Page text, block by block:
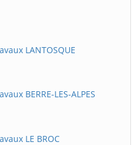
LANTOSQUE
BERRE-LES-ALPES
LE BROC